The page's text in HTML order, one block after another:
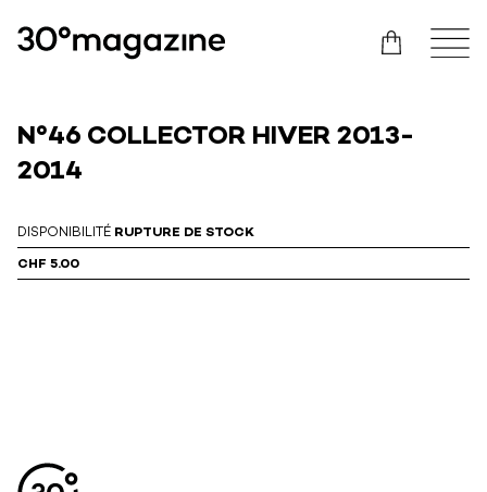
N°46 COLLECTOR HIVER 2013-
2014
DISPONIBILITÉ RUPTURE DE STOCK
CHF 5.00